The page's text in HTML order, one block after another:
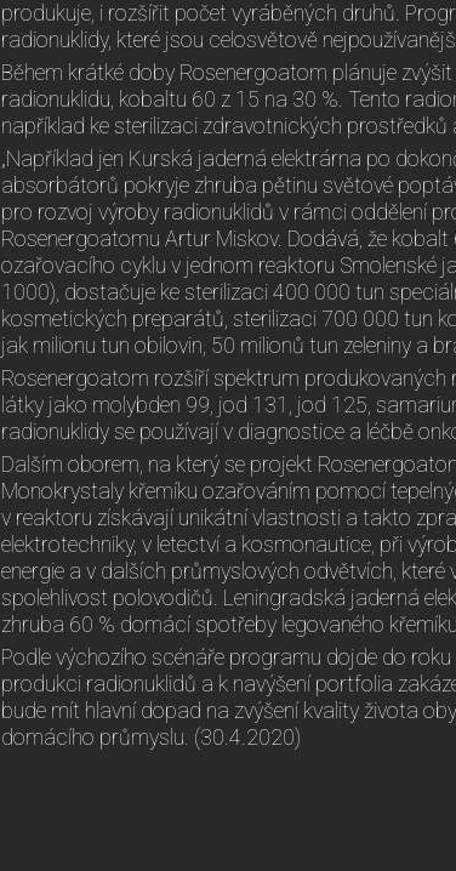
produkuje, i rozšířit počet vyráběných druhů.
radionuklidy, které jsou celosvětově
Během krátké doby Rosenergoatom plánuje
radionuklidu, kobaltu 60 z 15 na 30 %. Tento
například ke sterilizaci zdravotnických prostředků
„Například jen Kurská jaderná elektrárna po
absorbátorů pokryje zhruba pětinu světové
pro rozvoj výroby radionuklidů v rámci oddělení
Rosenergoatomu Artur Miskov. Dodává, že kobalt
ozařovacího cyklu v jednom reaktoru Smolenské
1000), dostačuje ke sterilizaci 400 000 tun
kosmetických preparátů, sterilizaci 700 000 tun
jak milionu tun obilovin, 50 milionů tun zeleniny a
Rosenergoatom rozšíří spektrum
látky jako molybden 99, jod 131, jod 125,
radionuklidy se používají v diagnostice a léčbě
Dalším oborem, na který se projekt
Monokrystaly křemíku ozařováním pomocí
v reaktoru získávají unikátní vlastnosti a takto
elektrotechniky, v letectví a kosmonautice, při
energie a v dalších průmyslových odvětvích,
spolehlivost polovodičů. Leningradská jaderná
zhruba 60 % domácí spotřeby legovaného
Podle výchozího scénáře programu dojde do
produkci radionuklidů a k navýšení portfolia
bude mít hlavní dopad na zvýšení kvality života
domácího průmyslu. (30.4.2020)